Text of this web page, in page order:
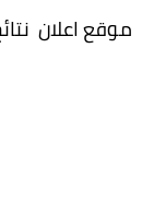
موقع اعلان